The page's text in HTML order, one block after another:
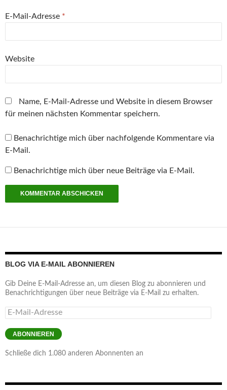
e
n
s
e
e
ö
n
t
)
E-Mail-Adresse *
Website
Name, E-Mail-Adresse und Website in diesem Browser
für meinen nächsten Kommentar speichern.
Benachrichtige mich über nachfolgende Kommentare via
E-Mail.
Benachrichtige mich über neue Beiträge via E-Mail.
BLOG VIA E-MAIL ABONNIEREN
Gib Deine E-Mail-Adresse an, um diesen Blog zu abonnieren und
Benachrichtigungen über neue Beiträge via E-Mail zu erhalten.
E-
Mail-
Adresse
ABONNIEREN
Schließe dich 1.080 anderen Abonnenten an